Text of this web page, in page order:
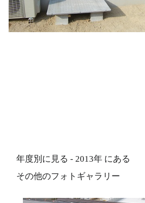
年度別に見る - 2013年 にある
その他のフォトギャラリー